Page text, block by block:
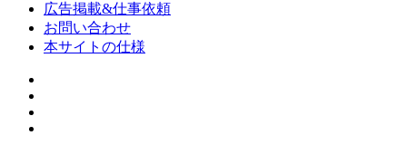
広告掲載&仕事依頼
お問い合わせ
本サイトの仕様